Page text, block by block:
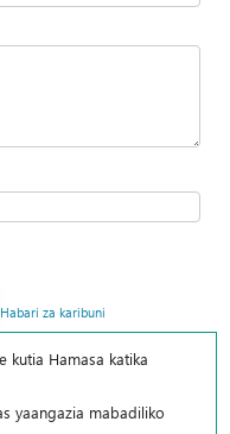
Habari za karibuni
kutia Hamasa katika
yaangazia mabadiliko